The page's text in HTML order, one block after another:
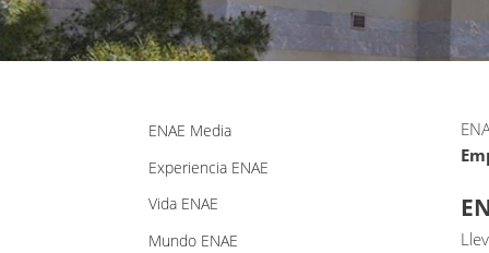
ENAE Media
Experiencia ENAE
Vida ENAE
Mundo ENAE